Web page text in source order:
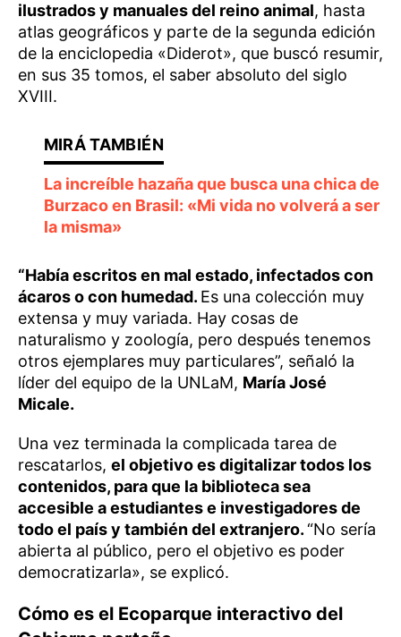
ilustrados y manuales del reino animal, hasta
atlas geográficos y parte de la segunda edición
de la enciclopedia «Diderot», que buscó resumir,
en sus 35 tomos, el saber absoluto del siglo
XVIII.
La increíble hazaña que busca una chica de
Burzaco en Brasil: «Mi vida no volverá a ser
la misma»
“Había escritos en mal estado, infectados con
ácaros o con humedad. Es una colección muy
extensa y muy variada. Hay cosas de
naturalismo y zoología, pero después tenemos
otros ejemplares muy particulares”, señaló la
líder del equipo de la UNLaM, María José
Micale.
Una vez terminada la complicada tarea de
rescatarlos, el objetivo es digitalizar todos los
contenidos, para que la biblioteca sea
accesible a estudiantes e investigadores de
todo el país y también del extranjero.“No sería
abierta al público, pero el objetivo es poder
democratizarla», se explicó.
Cómo es el Ecoparque interactivo del